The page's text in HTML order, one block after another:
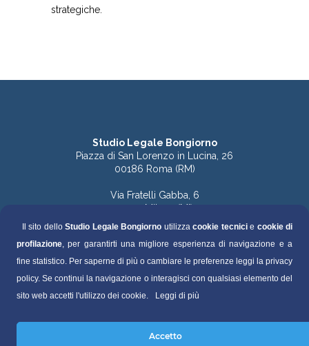
strategiche.
Studio Legale Bongiorno
Piazza di San Lorenzo in Lucina, 26
00186 Roma (RM)
Via Fratelli Gabba, 6
20121 Milano (MI)
Tel. 06.68891168 (Roma)
Tel. 06.68136759 (Roma)
Tel. 02.49536570 (Milano)
P.IVA 04495500821
Il sito delloStudio Legale Bongiorno utilizzacookie tecnicie cookie di
profilazione, per garantirti una migliore esperienza di navigazione e a
fine statistico. Per saperne di più o cambiare le preferenze leggi la privacy
policy. Se continui la navigazione o interagisci con qualsiasi elemento del
sito web accetti l'utilizzo dei cookie.
Leggi di più
Accetto